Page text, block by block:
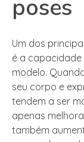
poses
Um dos
é a capacidade
modelo.
seu corpo e
tendem a ser
apenas
também